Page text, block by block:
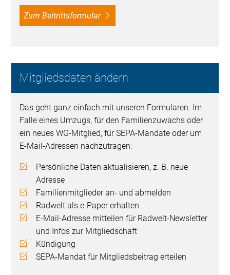
Zum Beitrittsformular
Mitgliedsdaten ändern
Das geht ganz einfach mit unseren Formularen. Im
Falle eines Umzugs, für den Familienzuwachs oder
ein neues WG-Mitglied, für SEPA-Mandate oder um
E-Mail-Adressen nachzutragen:
Persönliche Daten aktualisieren, z. B. neue
Adresse
Familienmitglieder an- und abmelden
Radwelt als e-Paper erhalten
E-Mail-Adresse mitteilen für Radwelt-Newsletter
und Infos zur Mitgliedschaft
Kündigung
SEPA-Mandat für Mitgliedsbeitrag erteilen